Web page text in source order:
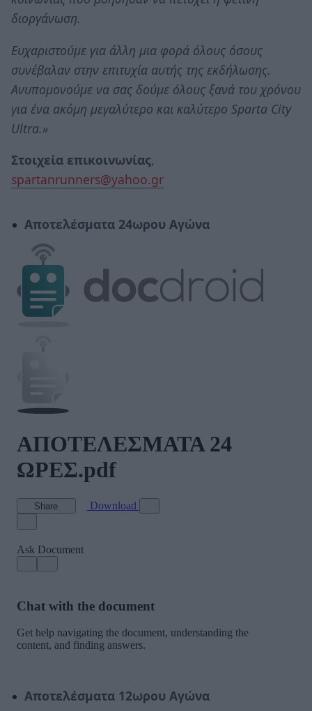
διοργάνωση.
Ευχαριστούμε για άλλη μια φορά όλους όσους
συνέβαλαν στην επιτυχία αυτής της εκδήλωσης.
Ανυπομονούμε να σας δούμε όλους ξανά του χρόνου
για ένα ακόμη μεγαλύτερο και καλύτερο Sparta City
Ultra.»
Στοιχεία επικοινωνίας,
spartanrunners@yahoo.gr
Αποτελέσματα 24ωρου Αγώνα
Αποτελέσματα 12ωρου Αγώνα